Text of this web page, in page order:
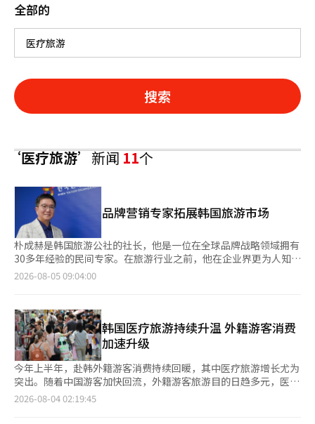
全部的
搜索
‘医疗旅游’新闻11个
品牌营销专家拓展韩国旅游市场
朴成赫是韩国旅游公社的社长，他是一位在全球品牌战略领域拥有
30多年经验的民间专家。在旅游行业之前，他在企业界更为人知。
朴成赫毕业于韩国外国语大学新闻传播学专业，并在中央大学获得
业的品牌活动，并曾担任德国法人负责人、欧洲总负责人、北美总
负责人及全球部门负责人（副总裁），在海外市场推动品牌战略。
去年12月，他被任命为韩国旅游公社社长时，旅游行业的从业者和
许多人都对他的经历表示关注，因为他是一位在全球营销领域有着
丰富经验的人。朴社长表示，这一背景对他目前的角色有很大帮
助。 在谈及旅游时，他常常提到“市场”这个词。在采访中，他
强调“3000万人不是数字，而是市场”。外来游客的增加将促进
航空航线的扩展，推动住宿设施和旅游内容的投资，吸引更多人前
2026-08-05 09:04:00
韩国医疗旅游持续升温 外籍游客消费
加速升级
今年上半年，赴韩外籍游客消费持续回暖，其中医疗旅游增长尤为
突出。随着中国游客加快回流，外籍游客旅游目的日趋多元，医
疗、美容及文化体验等消费快速增长，医疗旅游正逐渐成为韩国旅
2026-08-04 02:19:45